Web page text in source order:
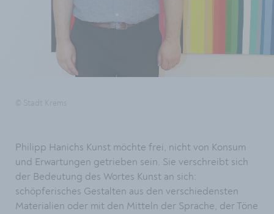
Philipp Hanichs Kunst möchte frei, nicht von Konsum
und Erwartungen getrieben sein. Sie verschreibt sich
der Bedeutung des Wortes Kunst an sich:
schöpferisches Gestalten aus den verschiedensten
Materialien oder mit den Mitteln der Sprache, der Töne